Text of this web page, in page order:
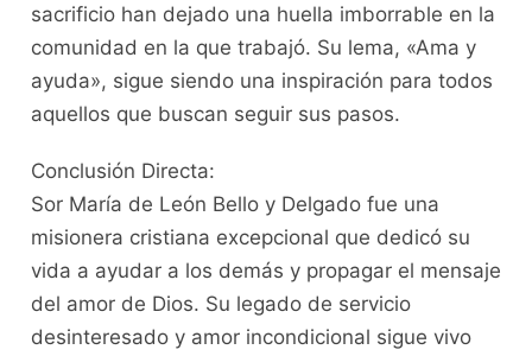
sacrificio han dejado una huella imborrable en la
comunidad en la que trabajó. Su lema, «Ama y
ayuda», sigue siendo una inspiración para todos
aquellos que buscan seguir sus pasos.
Conclusión Directa:
Sor María de León Bello y Delgado fue una
misionera cristiana excepcional que dedicó su
vida a ayudar a los demás y propagar el mensaje
del amor de Dios. Su legado de servicio
desinteresado y amor incondicional sigue vivo